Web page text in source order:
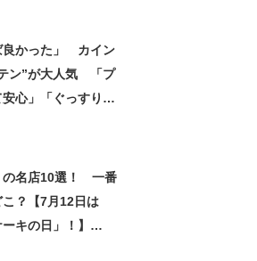
良かった」 カイン
ン”が大人気 「プ
心」「ぐっすり眠
の名店10選！ 一番
？【7月12日は
キの日」！】